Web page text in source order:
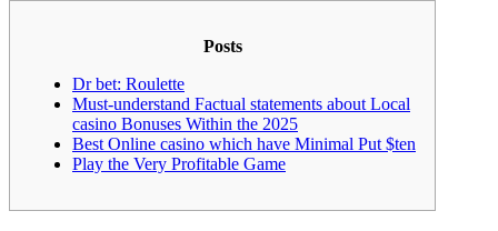
Posts
Dr bet: Roulette
Must-understand Factual statements about Local
casino Bonuses Within the 2025
Best Online casino which have Minimal Put $ten
Play the Very Profitable Game